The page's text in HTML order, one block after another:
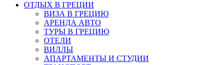
ОТДЫХ В ГРЕЦИИ
ВИЗА В ГРЕЦИЮ
АРЕНДА АВТО
ТУРЫ В ГРЕЦИЮ
ОТЕЛИ
ВИЛЛЫ
АПАРТАМЕНТЫ И СТУДИИ